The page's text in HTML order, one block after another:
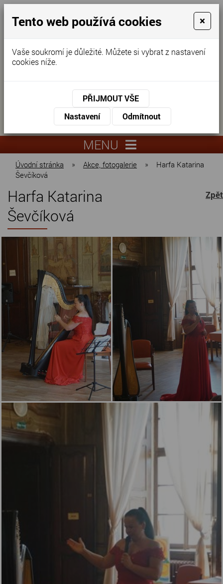
prohlídka
KONTAKTUJTE NÁS
KONTAKTUJTE NÁS
551
lysa.cz
MENU
Úvodní stránka » Akce, fotogalerie »
Harfa Katarina
Ševčíková
Harfa Katarina
Ševčíková
Zpět
Tento web používá cookies ×
Vaše soukromí je důležité. Můžete si vybrat z nastavení
cookies níže.
PŘIJMOUT VŠE
Nastavení
Odmítnout